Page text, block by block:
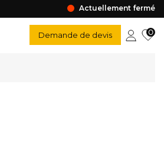
Actuellement fermé
Demande de devis 0